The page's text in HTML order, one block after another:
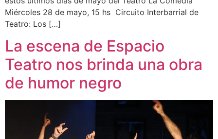
Miércoles 28 de mayo, 15 hs Circuito Interbarrial de
Teatro: Los […]
La escena de Espacio
Teatro nos brinda una obra
de humor negro